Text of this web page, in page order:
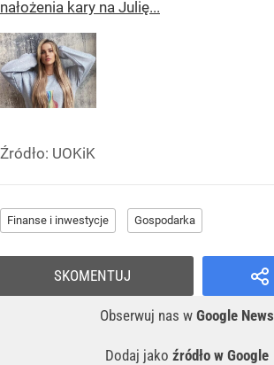
nałożenia kary na Julię...
Źródło: UOKiK
Finanse i inwestycje Gospodarka
Obserwuj nas w Google News
Dodaj jako źródło w Google
SKOMENTUJ